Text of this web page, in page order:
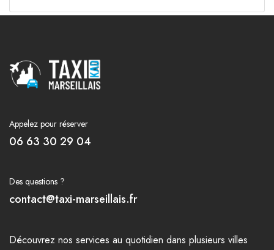
Appelez pour réserver
06 63 30 29 04
Des questions ?
contact@taxi-marseillais.fr
Découvrez nos services au quotidien dans plusieurs villes